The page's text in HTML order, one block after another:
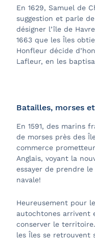
En 1629, Samuel de
suggestion et parle
désigner l’île de
1663 que les Îles
Honfleur décide
Lafleur, en les
Batailles, morses
En 1591, des marins
de morses près des
commerce
Anglais, voyant la
essayer de prendre
navale!
Heureusement pour
autochtones
conserver le
les Îles se retrouvent